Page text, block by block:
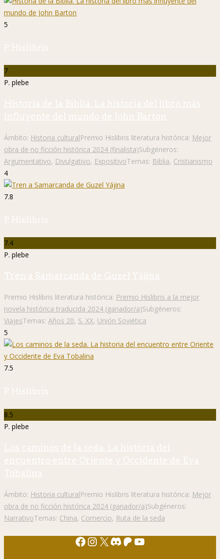
5
P. Hislibris
7
P. plebe
Historia de la Biblia. La historia del libro más
influyente del mundo de John Barton
Ámbito: Historia culturalPremio Hislibris literatura histórica: Mejor
obra de no ficción histórica 2024 (finalista)Subgéneros:
Argumentativo, Divulgativo, ExpositivoTemas: Biblia, Cristianismo
4
7.8
P. Hislibris
7.4
P. plebe
Tren a Samarcanda de Guzel Yájina
Premio Hislibris literatura histórica: Premio Hislibris a la mejor
novela histórica traducida 2024 (ganador/a)Subgéneros:
ViajesTemas: Años 20, S. XX, Unión Soviética
5
7.5
P. Hislibris
8.5
P. plebe
Los caminos de la seda. La historia del
encuentro entre Oriente y Occidente de Eva
Tobalina
Ámbito: Historia culturalPremio Hislibris literatura histórica: Mejor
obra de no ficción histórica 2024 (ganador/a)Subgéneros:
NarrativoTemas: China, Comercio, Ruta de la seda
Facebook
Instagram
X Discord
Patreon
YouTube